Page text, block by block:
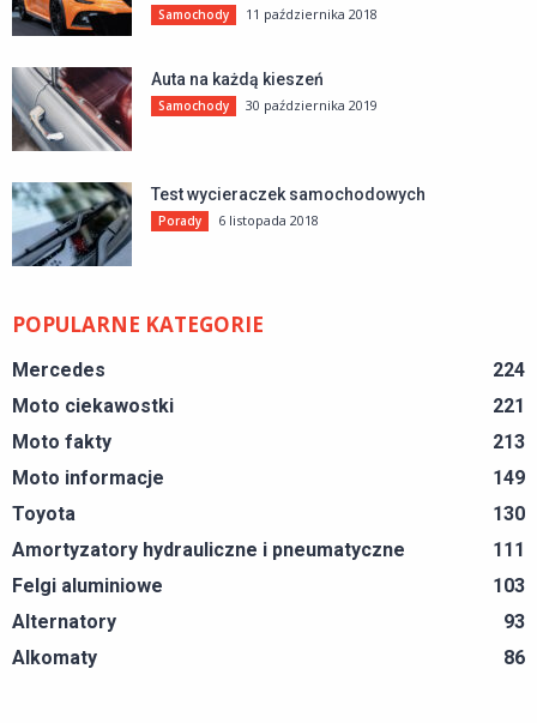
Samochody 11 października 2018
Auta na każdą kieszeń
Samochody 30 października 2019
Test wycieraczek samochodowych
Porady 6 listopada 2018
POPULARNE KATEGORIE
Mercedes
224
Moto ciekawostki
221
Moto fakty
213
Moto informacje
149
Toyota
130
Amortyzatory hydrauliczne i pneumatyczne
111
Felgi aluminiowe
103
Alternatory
93
Alkomaty
86